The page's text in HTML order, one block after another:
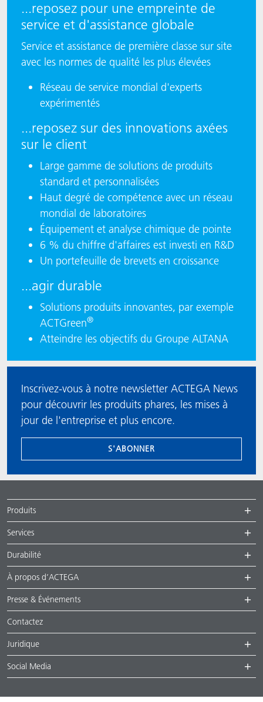
...reposez pour une empreinte de
service et d'assistance globale
Service et assistance de première classe sur site
avec les normes de qualité les plus élevées
Réseau de service mondial d'experts
expérimentés
...reposez sur des innovations axées
sur le client
Large gamme de solutions de produits
standard et personnalisées
Haut degré de compétence avec un réseau
mondial de laboratoires
Équipement et analyse chimique de pointe
6 % du chiffre d'affaires est investi en R&D
Un portefeuille de brevets en croissance
...agir durable
Solutions produits innovantes, par exemple
ACTGreen®
Atteindre les objectifs du Groupe ALTANA
Inscrivez-vous à notre newsletter ACTEGA News
pour découvrir les produits phares, les mises à
jour de l'entreprise et plus encore.
S'ABONNER
Produits
Services
Durabilité
À propos d’ACTEGA
Presse & Événements
Contactez
Juridique
Social Media